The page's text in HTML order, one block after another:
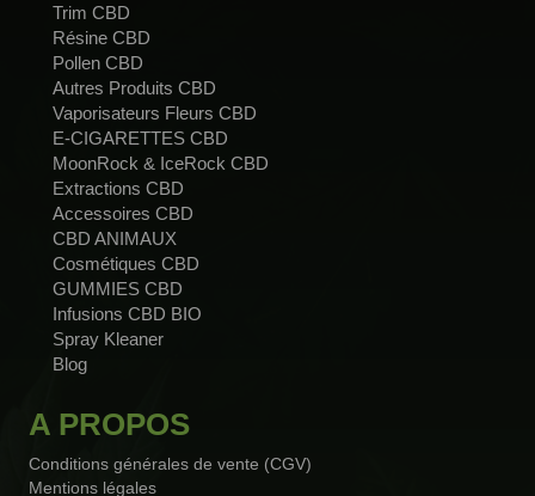
Trim CBD
Résine CBD
Pollen CBD
Autres Produits CBD
Vaporisateurs Fleurs CBD
E-CIGARETTES CBD
MoonRock & IceRock CBD
Extractions CBD
Accessoires CBD
CBD ANIMAUX
Cosmétiques CBD
GUMMIES CBD
Infusions CBD BIO
Spray Kleaner
Blog
A PROPOS
Conditions générales de vente (CGV)
Mentions légales